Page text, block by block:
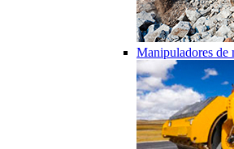
Manipuladores de